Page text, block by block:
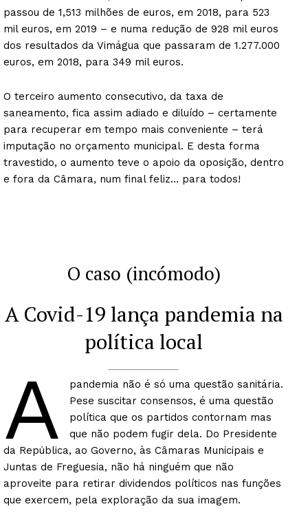
passou de 1,513 milhões de euros, em 2018, para 523
mil euros, em 2019 – e numa redução de 928 mil euros
dos resultados da Vimágua que passaram de 1.277.000
euros, em 2018, para 349 mil euros.
O terceiro aumento consecutivo, da taxa de
saneamento, fica assim adiado e diluído – certamente
para recuperar em tempo mais conveniente – terá
imputação no orçamento municipal. E desta forma
travestido, o aumento teve o apoio da oposição, dentro
e fora da Câmara, num final feliz… para todos!
O caso (incómodo)
A Covid-19 lança pandemia na
política local
A
pandemia não é só uma questão sanitária.
Pese suscitar consensos, é uma questão
política que os partidos contornam mas
que não podem fugir dela. Do Presidente
da República, ao Governo, às Câmaras Municipais e
Juntas de Freguesia, não há ninguém que não
aproveite para retirar dividendos políticos nas funções
que exercem, pela exploração da sua imagem.